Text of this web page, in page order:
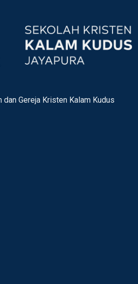
Gereja Kristen Kalam Kudus